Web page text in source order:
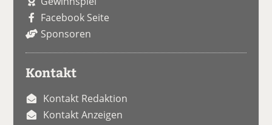
Facebook Seite
Sponsoren
Kontakt
Kontakt Redaktion
Kontakt Anzeigen